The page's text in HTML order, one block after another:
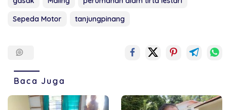
Sepeda Motor
tanjungpinang
Baca Juga